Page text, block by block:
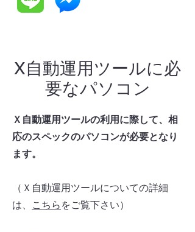
X自動運用ツールに必
要なパソコン
Ｘ自動運用ツールの利用に際して、相
応のスペックのパソコンが必要となり
ます。
​（Ｘ自動運用ツールについての詳細
は、 こちら をご覧下さい）